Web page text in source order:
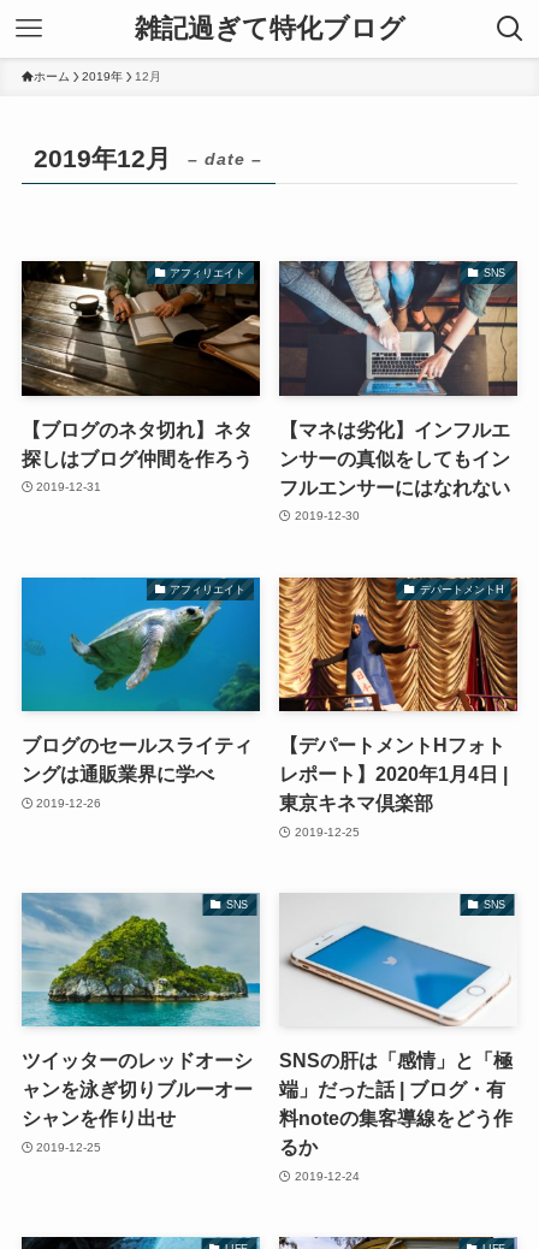
雑記過ぎて特化ブログ
ホーム 2019年 12月
2019年12月 – date –
アフィリエイト
【ブログのネタ切れ】ネタ
探しはブログ仲間を作ろう
2019-12-31
SNS
【マネは劣化】インフルエ
ンサーの真似をしてもイン
フルエンサーにはなれない
2019-12-30
アフィリエイト
ブログのセールスライティ
ングは通販業界に学べ
2019-12-26
デパートメントH
【デパートメントHフォト
レポート】2020年1月4日 |
東京キネマ倶楽部
2019-12-25
SNS
ツイッターのレッドオーシ
ャンを泳ぎ切りブルーオー
シャンを作り出せ
2019-12-25
SNS
SNSの肝は「感情」と「極
端」だった話 | ブログ・有
料noteの集客導線をどう作
るか
2019-12-24